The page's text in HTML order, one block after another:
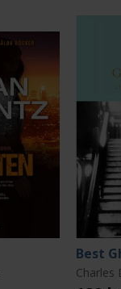
Best
Charles